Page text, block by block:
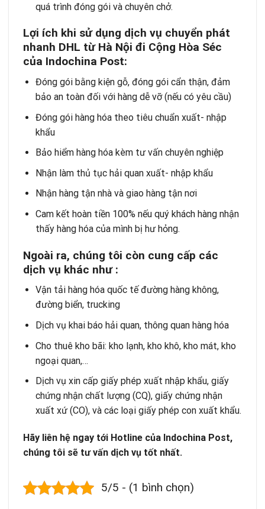
quá trình đóng gói và chuyên chở.
Lợi ích khi sử dụng dịch vụ chuyển phát
nhanh DHL từ Hà Nội đi Cộng Hòa Séc
của Indochina Post:
Đóng gói bằng kiện gỗ, đóng gói cẩn thận, đảm
bảo an toàn đối với hàng dễ vỡ (nếu có yêu cầu)
Đóng gói hàng hóa theo tiêu chuẩn xuất- nhập
khẩu
Bảo hiểm hàng hóa kèm tư vấn chuyên nghiệp
Nhận làm thủ tục hải quan xuất- nhập khẩu
Nhận hàng tận nhà và giao hàng tận nơi
Cam kết hoàn tiền 100% nếu quý khách hàng nhận
thấy hàng hóa của mình bị hư hỏng.
Ngoài ra, chúng tôi còn cung cấp các
dịch vụ khác như :
Vận tải hàng hóa quốc tếđường hàng không,
đường biển, trucking
Dịch vụ khai báo hải quan, thông quan hàng hóa
Cho thuê kho bãi: kho lạnh, kho khô, kho mát, kho
ngoại quan,…
Dịch vụ xin cấp giấy phép xuất nhập khẩu, giấy
chứng nhận chất lượng (CQ), giấy chứng nhận
xuất xứ (CO), và các loại giấy phép con xuất khẩu.
Hãy liên hệ ngay tới Hotline của Indochina Post,
chúng tôi sẽ tư vấn dịch vụ tốt nhất.
5/5 - (1 bình chọn)